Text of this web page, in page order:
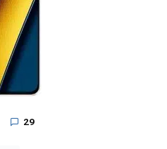
29